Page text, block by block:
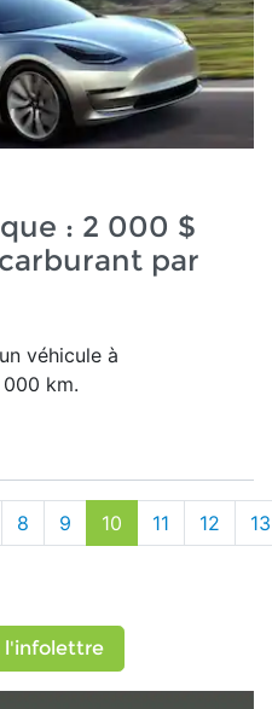
: 2 000 $
par
véhicule à
km.
8 9 10 11 12 13
l'infolettre